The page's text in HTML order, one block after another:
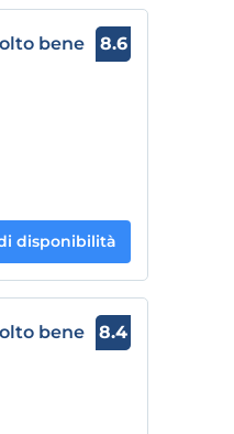
bene 8.6
disponibilità
bene 8.4